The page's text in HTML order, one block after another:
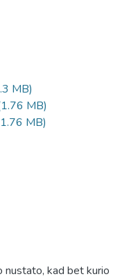
MB)
MB)
MB)
nustato, kad bet kurio